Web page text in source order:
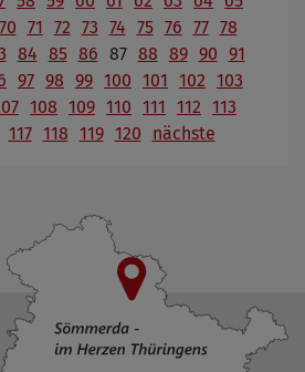
70 71 72 73 74 75 76 77 78
84 85 86 87 88 89 90 91
97 98 99 100 101 102 103
108 109 110 111 112 113
117 118 119 120 nächste